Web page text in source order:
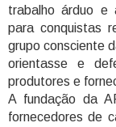
trabalho árduo e
para conquistas
grupo consciente
orientasse e
produtores e
A fundação da
fornecedores de